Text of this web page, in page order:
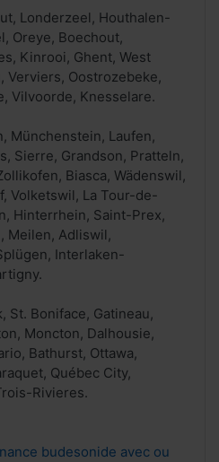
Londerzeel, Houthalen-
Oreye, Boechout,
Kinrooi, Ghent, West
Verviers, Oostrozebeke,
Vilvoorde, Knesselare.
Münchenstein, Laufen,
Sierre, Grandson, Pratteln,
Biasca, Wädenswil,
Volketswil, La Tour-de-
Hinterrhein, Saint-Prex,
Meilen, Adliswil,
Interlaken-
St. Boniface, Gatineau,
Moncton, Dalhousie,
Bathurst, Ottawa,
Québec City,
Rivieres.
budesonide avec ou